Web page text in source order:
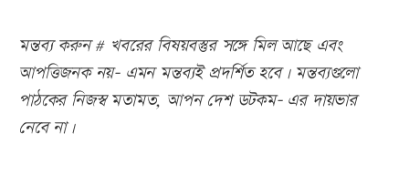
মন্তব্য করুন # খবরের বিষয়বস্তুর সঙ্গে মিল আছে এবং
আপত্তিজনক নয়- এমন মন্তব্যই প্রদর্শিত হবে। মন্তব্যগুলো
পাঠকের নিজস্ব মতামত, আপন দেশ ডটকম- এর দায়ভার
নেবে না।